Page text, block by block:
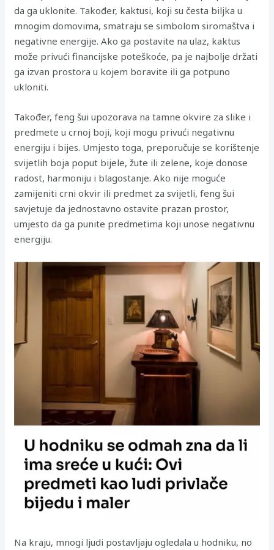
da ga uklonite. Također, kaktusi, koji su česta biljka u
mnogim domovima, smatraju se simbolom siromaštva i
negativne energije. Ako ga postavite na ulaz, kaktus
može privući financijske poteškoće, pa je najbolje držati
ga izvan prostora u kojem boravite ili ga potpuno
ukloniti.
Također, feng šui upozorava na tamne okvire za slike i
predmete u crnoj boji, koji mogu privući negativnu
energiju i bijes. Umjesto toga, preporučuje se korištenje
svijetlih boja poput bijele, žute ili zelene, koje donose
radost, harmoniju i blagostanje. Ako nije moguće
zamijeniti crni okvir ili predmet za svijetli, feng šui
savjetuje da jednostavno ostavite prazan prostor,
umjesto da ga punite predmetima koji unose negativnu
energiju.
Na kraju, mnogi ljudi postavljaju ogledala u hodniku, no